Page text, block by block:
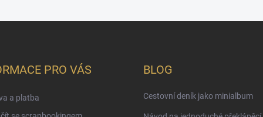
PRO VÁS
a platba
BLOG
Cestovní deník jako minialbum